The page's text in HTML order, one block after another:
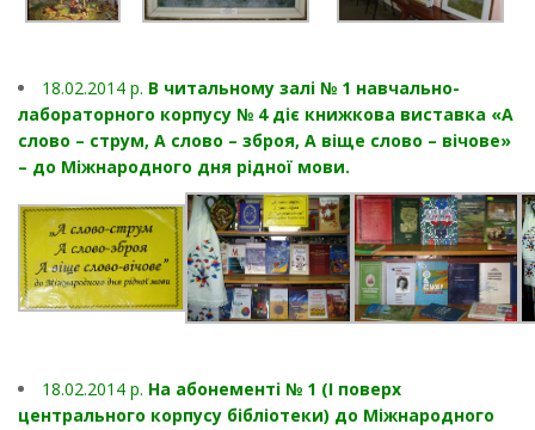
18.02.2014 p. В читальному залі № 1 навчально-
лабораторного корпусу № 4 діє книжкова виставка «А
слово – струм, А слово – зброя, А віще слово – вічове»
– до Міжнародного дня рідної мови.
18.02.2014 p. На абонементі № 1 (І поверх
центрального корпусу бібліотеки) до Міжнародного